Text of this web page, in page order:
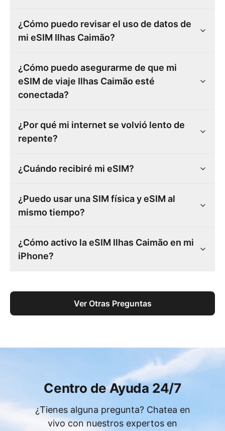
¿Cómo puedo revisar el uso de datos de
mi eSIM Ilhas Caimão?
¿Cómo puedo asegurarme de que mi
eSIM de viaje Ilhas Caimão esté
conectada?
¿Por qué mi internet se volvió lento de
repente?
¿Cuándo recibiré mi eSIM?
¿Puedo usar una SIM física y eSIM al
mismo tiempo?
¿Cómo activo la eSIM Ilhas Caimão en mi
iPhone?
Ver Otras Preguntas
Centro de Ayuda 24/7
¿Tienes alguna pregunta? Chatea en
vivo con nuestros expertos en